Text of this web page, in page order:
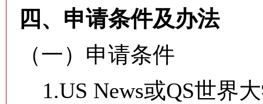
四、申请条件及办法
（一）申请条件
1.US News或QS世界